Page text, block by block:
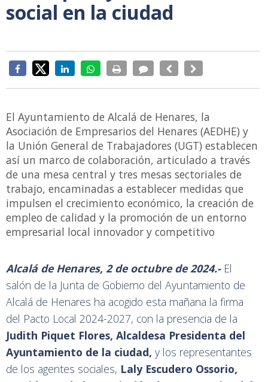
social en la ciudad
El Ayuntamiento de Alcalá de Henares, la
Asociación de Empresarios del Henares (AEDHE) y
la Unión General de Trabajadores (UGT) establecen
así un marco de colaboración, articulado a través
de una mesa central y tres mesas sectoriales de
trabajo, encaminadas a establecer medidas que
impulsen el crecimiento económico, la creación de
empleo de calidad y la promoción de un entorno
empresarial local innovador y competitivo
Alcalá de Henares, 2 de octubre de 2024.-El
salón de la Junta de Gobierno del Ayuntamiento de
Alcalá de Henares ha acogido esta mañana la firma
del Pacto Local 2024-2027, con la presencia de la
Judith Piquet Flores, Alcaldesa Presidenta del
Ayuntamiento de la ciudad, y los representantes
de los agentes sociales, Laly Escudero Ossorio,